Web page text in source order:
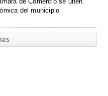
del municipio